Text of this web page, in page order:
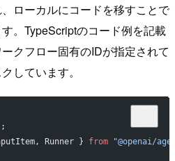
ローカルにコードを移すことで
。TypeScriptのコード例を記載
クフロー固有のIDが指定されて
しています。
;
Runner } from "@openai/